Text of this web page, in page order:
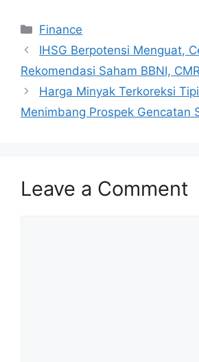
Categories
Finance
IHSG Berpotensi Menguat,
Rekomendasi Saham BBNI,
Harga Minyak Terkoreksi
Menimbang Prospek Gencatan
Leave a Comment